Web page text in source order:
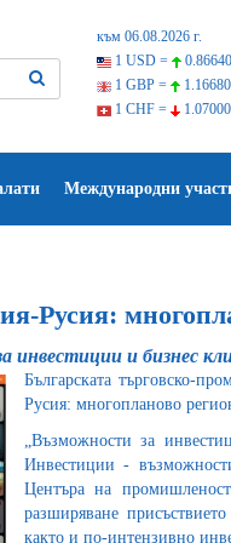
към 06.08.2026 г.
1 USD =
1 GBP =
1 CHF =
Международни
Русия:
инвестиции и бизнес
Българската търговско-
Русия: многопланово
„Възможности за
Инвестиции -
Центъра на
разширяване
както и по-интензивно